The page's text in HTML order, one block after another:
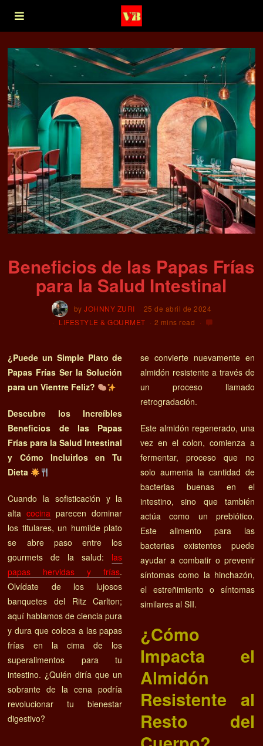
Beneficios de las Papas Frías
para la Salud Intestinal
byJOHNNY ZURI
25 de abril de 2024
LIFESTYLE & GOURMET
2 mins read
¿Puede un Simple Plato de
Papas Frías Ser la Solución
para un Vientre Feliz?
Descubre los Increíbles
Beneficios de las Papas
Frías para la Salud Intestinal
y Cómo Incluirlos en Tu
Dieta
Cuando la sofisticación y la
altacocina parecen dominar
los titulares, un humilde plato
se abre paso entre los
gourmets de la salud: las
papas hervidas y frías.
Olvídate de los lujosos
banquetes del Ritz Carlton;
aquí hablamos de ciencia pura
y dura que coloca a las papas
frías en la cima de los
superalimentos para tu
intestino. ¿Quién diría que un
sobrante de la cena podría
revolucionar tu bienestar
digestivo?
se convierte nuevamente en
almidón resistente a través de
un proceso llamado
retrogradación.
Este almidón regenerado, una
vez en el colon, comienza a
fermentar, proceso que no
solo aumenta la cantidad de
bacterias buenas en el
intestino, sino que también
actúa como un prebiótico.
Este alimento para las
bacterias existentes puede
ayudar a combatir o prevenir
síntomas como la hinchazón,
el estreñimiento o síntomas
similares al SII.
¿Cómo
Impacta el
Almidón
Resistente al
Resto del